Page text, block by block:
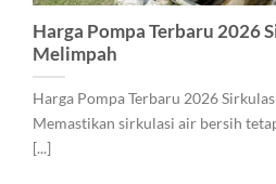
Harga Pompa Terbaru 2026
Melimpah
Harga Pompa Terbaru 2026
Memastikan sirkulasi air bersih
[...]